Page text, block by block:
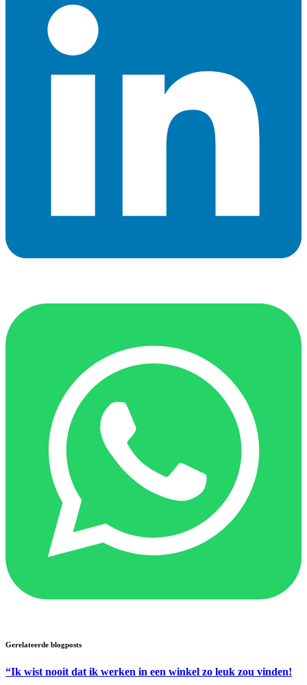
Gerelateerde blogposts
“Ik wist nooit dat ik werken in een winkel zo leuk zou vinden!